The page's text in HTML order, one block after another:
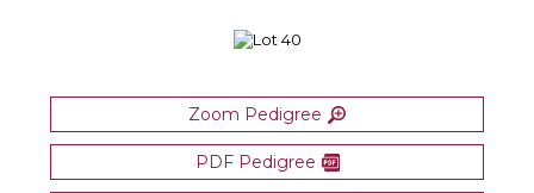
Zoom Pedigree
PDF Pedigree